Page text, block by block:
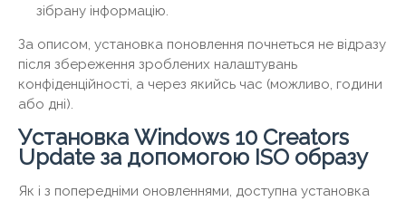
зібрану інформацію.
За описом, установка поновлення почнеться не відразу
після збереження зроблених налаштувань
конфіденційності, а через якийсь час (можливо, години
або дні).
Установка Windows 10 Creators
Update за допомогою ISO образу
Як і з попередніми оновленнями, доступна установка